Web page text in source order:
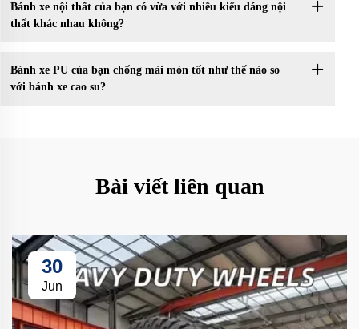
Bánh xe nội thất của bạn có vừa với nhiều kiểu dáng nội
thất khác nhau không?
Bánh xe PU của bạn chống mài mòn tốt như thế nào so
với bánh xe cao su?
Bài viết liên quan
30
Jun